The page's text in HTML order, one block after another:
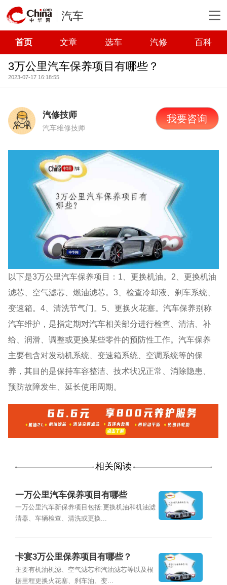
汽车
首页 文章 选车 汽修 百科
3万公里汽车保养项目有哪些？
2023-07-17 16:18:55
汽修技师
汽车维修技师
我要咨询
以下是3万公里汽车保养项目：1、更换机油。2、更换机油
滤芯、空气滤芯、燃油滤芯。3、检查冷却液、刹车系统、
变速箱。4、清洗节气门。5、更换火花塞。汽车保养别称
汽车维护，是指定期对汽车相关部分进行检查、清洁、补
给、润滑、调整或更换某些零件的预防性工作。汽车保养
主要包含对发动机系统、变速箱系统、空调系统等的保
养，其目的是保持车容整洁、技术状况正常、消除隐患、
预防故障发生、延长使用周期。
相关阅读
一万公里汽车保养项目有哪些
一万公里汽车新保养项目包括:更换机油和机油滤
清器、车辆检查、清洗或更换...
卡宴3万公里保养项目有哪些？
主要有机油机滤、空气滤芯和汽油滤芯等以及根
据里程更换火花塞、刹车油、变...